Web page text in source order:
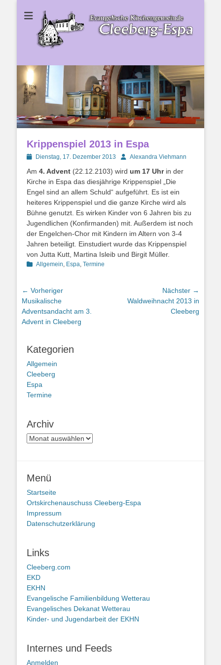
Ev.
Kirchengemeinde
Ev. Kirchengemeinde Cleeberg-Espa
Krippenspiel 2013 in Espa
PostedDienstag, 17. Dezember 2013 AutorAlexandra Viehmann
Am 4. Advent (22.12.2103) wird um 17 Uhrin der
Kirche in Espa das diesjährige Krippenspiel „Die
Engel sind an allem Schuld“ aufgeführt. Es ist ein
heiteres Krippenspiel und die ganze Kirche wird als
Bühne genutzt. Es wirken Kinder von 6 Jahren bis zu
Jugendlichen (Konfirmanden) mit. Außerdem ist noch
der Engelchen-Chor mit Kindern im Altern von 3-4
Jahren beteiligt. Einstudiert wurde das Krippenspiel
von Jutta Kutt, Martina Isleib und Birgit Müller.
Kategorien
Allgemein Espa Termine
Beitragsnavigation
← Vorheriger
Vorheriger
Beitrag:
Musikalische
Adventsandacht am 3.
Advent in Cleeberg
Nächster →
NächsterWaldweihnacht 2013 in
Cleeberg
Kategorien
Allgemein
Cleeberg
Espa
Termine
Archiv
Archiv
Menü
Startseite
Ortskirchenauschuss Cleeberg-Espa
Impressum
Datenschutzerklärung
Links
Cleeberg.com
EKD
EKHN
Evangelische Familienbildung Wetterau
Evangelisches Dekanat Wetterau
Kinder- und Jugendarbeit der EKHN
Internes und Feeds
Anmelden